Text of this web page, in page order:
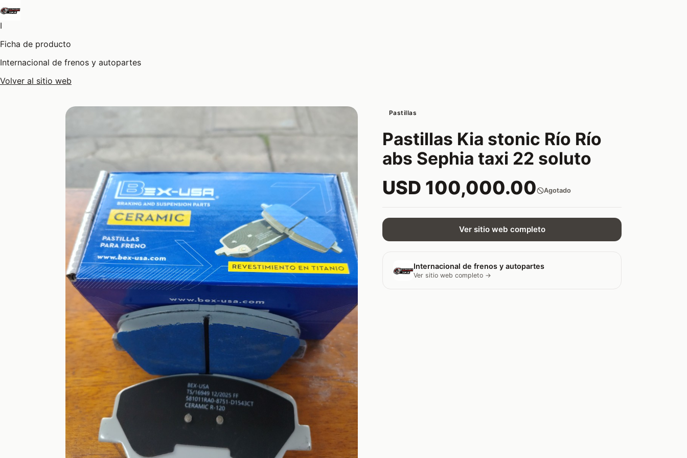
I
Ficha de producto
Internacional de frenos y autopartes
Volver al sitio web
Pastillas
Pastillas Kia stonic Río Río
abs Sephia taxi 22 soluto
USD 100,000.00 Agotado
Ver sitio web completo
Internacional de frenos y autopartes
Ver sitio web completo →